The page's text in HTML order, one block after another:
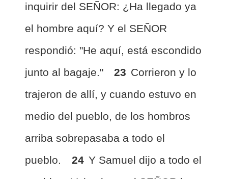
inquirir del SEÑOR: ¿Ha llegado ya
el hombre aquí? Y el SEÑOR
respondió: "He aquí, está escondido
junto al bagaje."
23 Corrieron y lo
trajeron de allí, y cuando estuvo en
medio del pueblo, de los hombros
arriba sobrepasaba a todo el
pueblo.
24 Y Samuel dijo a todo el